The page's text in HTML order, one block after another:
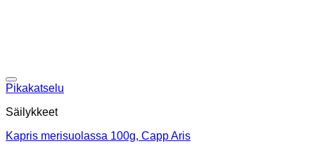
Pikakatselu
Säilykkeet
Kapris merisuolassa 100g, Capp Aris